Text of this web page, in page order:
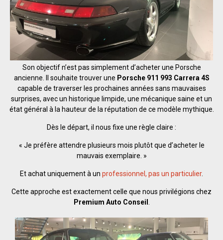
Son objectif n’est pas simplement d’acheter une Porsche
ancienne. Il souhaite trouver une Porsche 911 993 Carrera 4S
capable de traverser les prochaines années sans mauvaises
surprises, avec un historique limpide, une mécanique saine et un
état général à la hauteur de la réputation de ce modèle mythique.
Dès le départ, il nous fixe une règle claire :
« Je préfère attendre plusieurs mois plutôt que d’acheter le
mauvais exemplaire. »
Et achat uniquement à un professionnel, pas un particulier.
Cette approche est exactement celle que nous privilégions chez
Premium Auto Conseil .